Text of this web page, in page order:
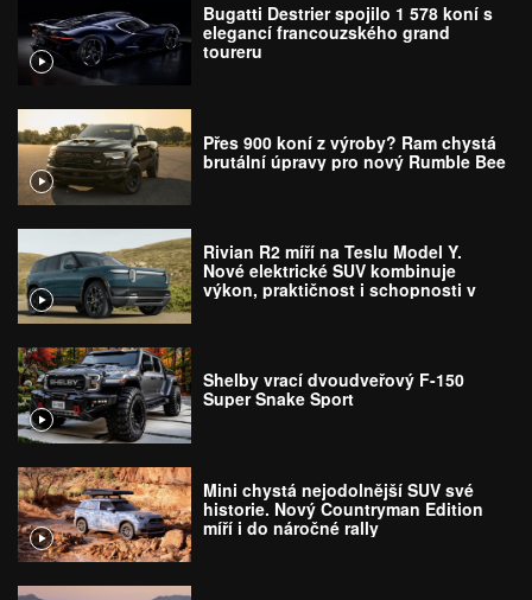
Bugatti Destrier spojilo 1 578 koní s
elegancí francouzského grand
toureru
Přes 900 koní z výroby? Ram chystá
brutální úpravy pro nový Rumble Bee
Rivian R2 míří na Teslu Model Y.
Nové elektrické SUV kombinuje
výkon, praktičnost i schopnosti v
Shelby vrací dvoudveřový F-150
Super Snake Sport
Mini chystá nejodolnější SUV své
historie. Nový Countryman Edition
míří i do náročné rally